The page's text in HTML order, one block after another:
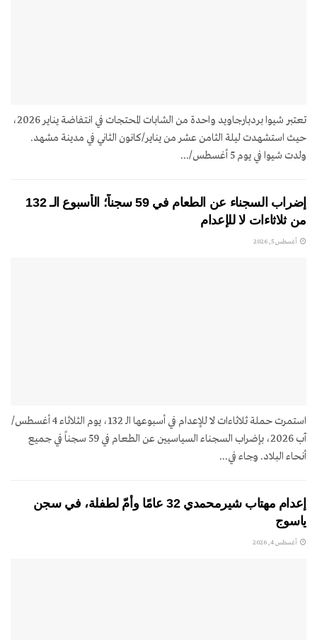
تعتبر شيوا بردبارجاويد واحدة من الشابات المحتجات في انتفاضة يناير 2026،
حيث استشهدت ليلة الثامن عشر من يناير/كانون الثاني في مدينة مشهد.
ولدت شيوا في يوم 5 أغسطس/...
إضراب السجناء عن الطعام في 59 سجناً؛ الأسبوع الـ 132
من ثلاثاءات لا للإعدام
أغسطس 5, 2026
استمرت حملة ثلاثاءات لا للإعدام في أسبوعها الـ 132، يوم الثلاثاء 4 أغسطس/
آب 2026، بإضراب السجناء السياسيين عن الطعام في 59 سجناً في جميع
أنحاء البلاد. وجاء في...
إعدام مهتاب شيرمحمدي 32 عامًا وأمّ لطفلة، في سجن
ياسوج
أغسطس 4, 2026